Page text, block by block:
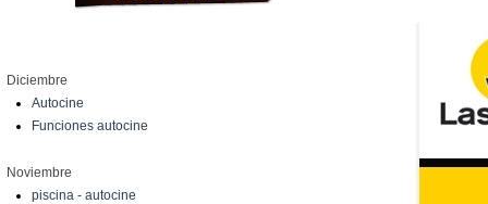
Diciembre
Autocine
Funciones autocine
Noviembre
piscina - autocine